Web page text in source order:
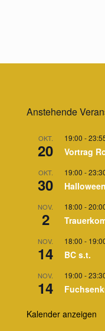
Anstehende
OKT.
20
19:00 -
Vortrag
OKT.
30
19:00 -
NOV.
2
18:00 -
NOV.
14
18:00 -
BC s.t.
NOV.
14
19:00 -
Kalender anzeigen